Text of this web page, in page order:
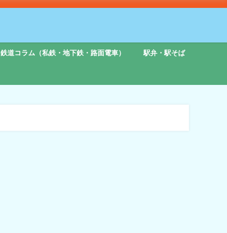
鉄道コラム（私鉄・地下鉄・路面電車） 駅弁・駅そば